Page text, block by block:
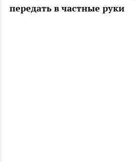
передать в частные руки